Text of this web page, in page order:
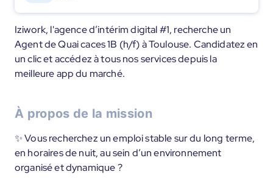
Iziwork, l'agence d’intérim digital #1, recherche un
Agent de Quai caces 1B (h/f) à Toulouse. Candidatez en
un clic et accédez à tous nos services depuis la
meilleure app du marché.
À propos de la mission
✨ Vous recherchez un emploi stable sur du long terme,
en horaires de nuit, au sein d’un environnement
organisé et dynamique ?